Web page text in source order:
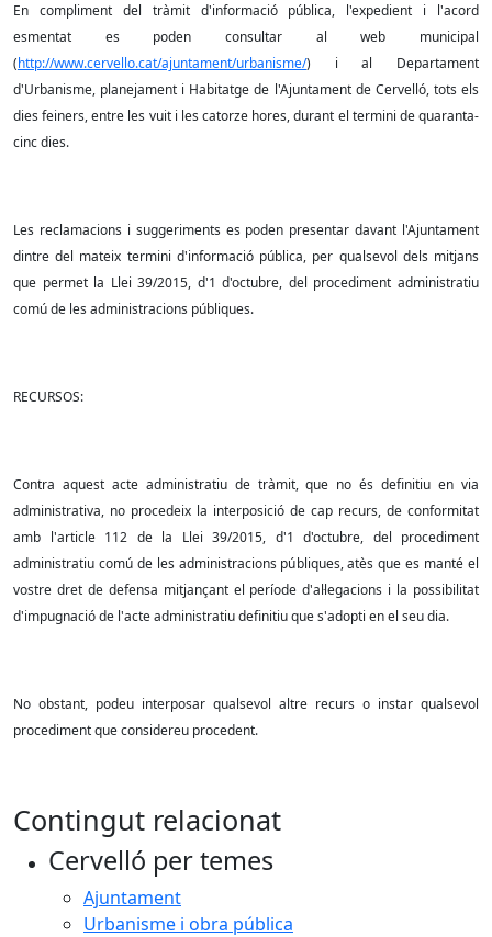
En compliment del tràmit d'informació pública, l'expedient i l'acord
esmentat es poden consultar al web municipal
(http://www.cervello.cat/ajuntament/urbanisme/) i al Departament
d'Urbanisme, planejament i Habitatge de l'Ajuntament de Cervelló, tots els
dies feiners, entre les vuit i les catorze hores, durant el termini de quaranta-
cinc dies.
Les reclamacions i suggeriments es poden presentar davant l'Ajuntament
dintre del mateix termini d'informació pública, per qualsevol dels mitjans
que permet la Llei 39/2015, d'1 d'octubre, del procediment administratiu
comú de les administracions públiques.
RECURSOS:
Contra aquest acte administratiu de tràmit, que no és definitiu en via
administrativa, no procedeix la interposició de cap recurs, de conformitat
amb l'article 112 de la Llei 39/2015, d'1 d'octubre, del procediment
administratiu comú de les administracions públiques, atès que es manté el
vostre dret de defensa mitjançant el període d'al·legacions i la possibilitat
d'impugnació de l'acte administratiu definitiu que s'adopti en el seu dia.
No obstant, podeu interposar qualsevol altre recurs o instar qualsevol
procediment que considereu procedent.
Contingut relacionat
Cervelló per temes
Ajuntament
Urbanisme i obra pública